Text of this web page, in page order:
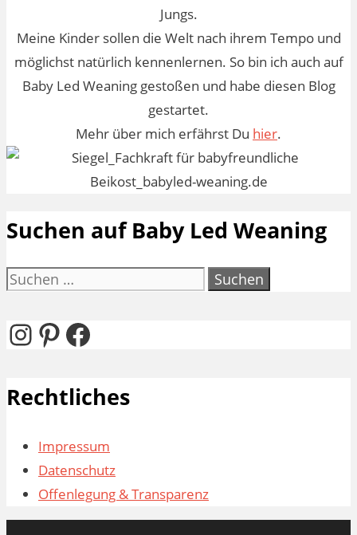
Jungs.
Meine Kinder sollen die Welt nach ihrem Tempo und
möglichst natürlich kennenlernen. So bin ich auch auf
Baby Led Weaning gestoßen und habe diesen Blog
gestartet.
Mehr über mich erfährst Du hier.
Suchen auf Baby Led Weaning
Suchen
Instagram
Pinterest
Facebook
Rechtliches
Impressum
Datenschutz
Offenlegung & Transparenz